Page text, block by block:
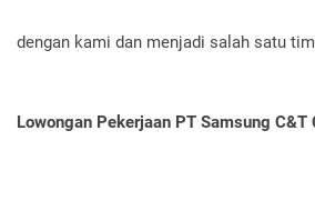
dengan kami dan menjadi salah satu
Lowongan Pekerjaan PT Samsung C&T